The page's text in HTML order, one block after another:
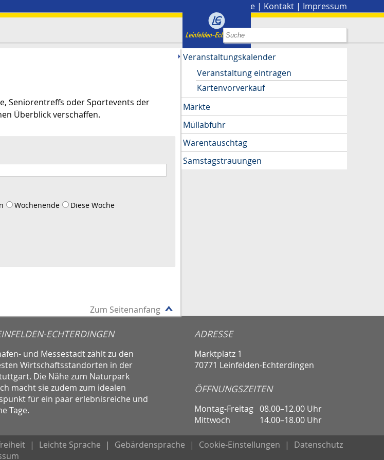
Presse | Kontakt | Impressum
Seniorentreffs oder Sportevents der
Überblick verschaffen.
Wochenende Diese Woche
Zum Seitenanfang
Veranstaltungskalender
Veranstaltung eintragen
Kartenvorverkauf
Märkte
Müllabfuhr
Warentauschtag
Samstagstrauungen
ECHTERDINGEN
und Messestadt zählt zu den
Wirtschaftsstandorten in der
Die Nähe zum Naturpark
macht sie zudem zum idealen
für ein paar erlebnisreiche und
Tage.
ADRESSE
Marktplatz 1
70771 Leinfelden-Echterdingen
ÖFFNUNGSZEITEN
Montag-Freitag 08.00–12.00 Uhr
Mittwoch
14.00–18.00 Uhr
| Leichte Sprache | Gebärdensprache | Cookie-Einstellungen |
Datenschutz